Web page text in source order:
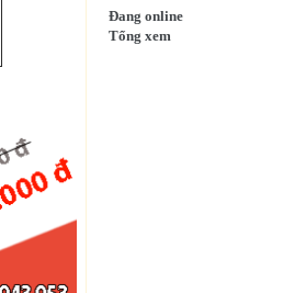
Đang online
Tổng xem